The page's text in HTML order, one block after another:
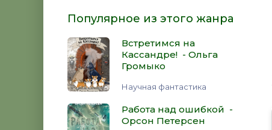
Популярное из этого жанра
Встретимся на
Кассандре! - Ольга
Громыко
Научная фантастика
Работа над ошибкой -
Орсон Петерсен